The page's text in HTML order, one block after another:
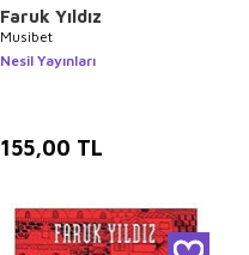
Faruk Yıldız
Musibet
Nesil Yayınları
155,00 TL